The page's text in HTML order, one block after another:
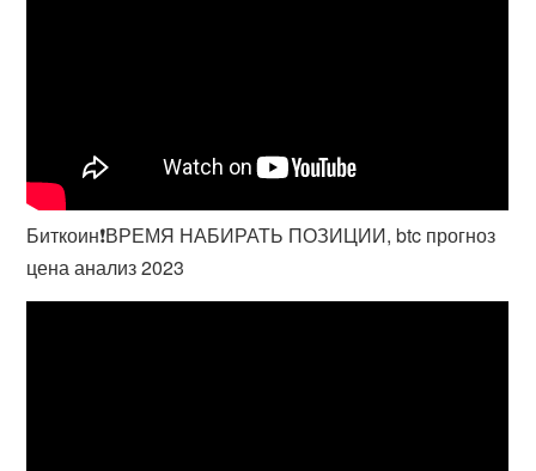
Биткоин❗️ВРЕМЯ НАБИРАТЬ ПОЗИЦИИ, btc прогноз
цена анализ 2023